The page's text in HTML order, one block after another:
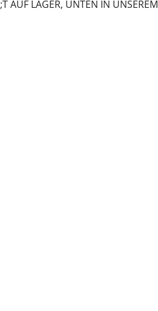
AUF LAGER, UNTEN IN UNSEREM